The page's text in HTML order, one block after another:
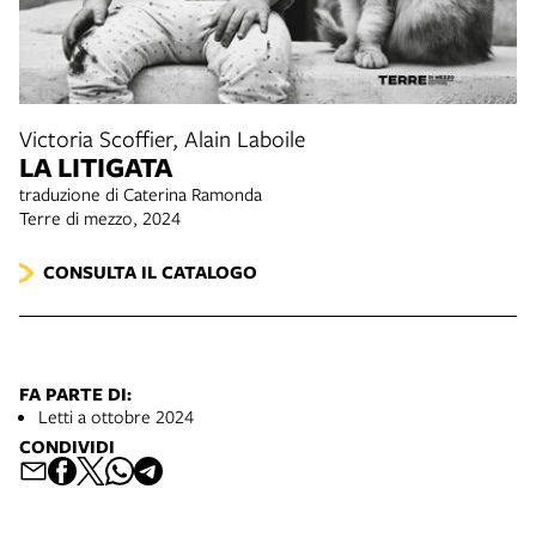
Victoria Scoffier, Alain Laboile
LA LITIGATA
traduzione di Caterina Ramonda
Terre di mezzo, 2024
CONSULTA IL CATALOGO
FA PARTE DI:
Letti a ottobre 2024
CONDIVIDI